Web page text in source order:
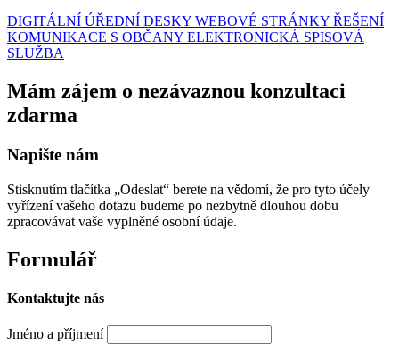
DIGITÁLNÍ ÚŘEDNÍ DESKY WEBOVÉ STRÁNKY ŘEŠENÍ
KOMUNIKACE S OBČANY ELEKTRONICKÁ SPISOVÁ
SLUŽBA
Mám zájem o nezávaznou konzultaci
zdarma
Napište nám
Stisknutím tlačítka „Odeslat“ berete na vědomí, že pro tyto účely
vyřízení vašeho dotazu budeme po nezbytně dlouhou dobu
zpracovávat vaše vyplněné osobní údaje.
Formulář
Kontaktujte nás
Jméno a příjmení